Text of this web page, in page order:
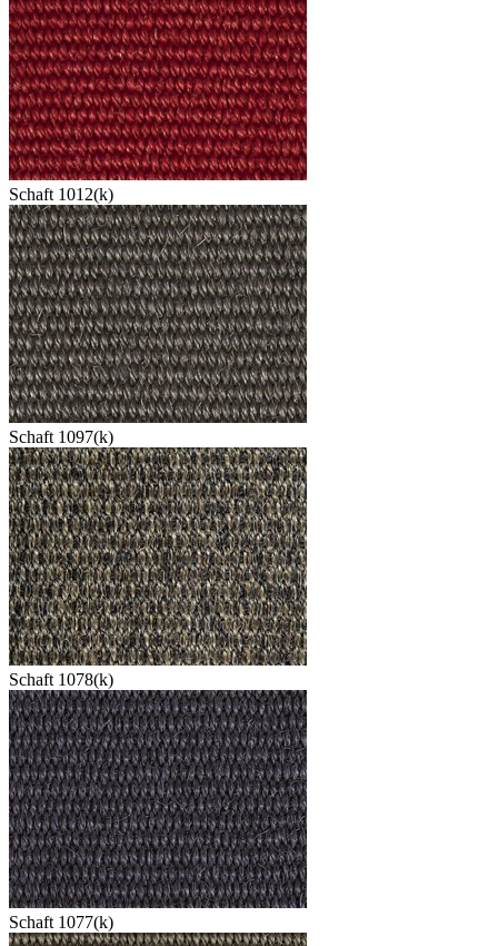
Schaft 1012(k)
Schaft 1097(k)
Schaft 1078(k)
Schaft 1077(k)